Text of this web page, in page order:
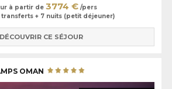
à partir de 3774 €/pers
transferts + 7 nuits (petit déjeuner)
DÉCOUVRIR CE SÉJOUR
OMAN